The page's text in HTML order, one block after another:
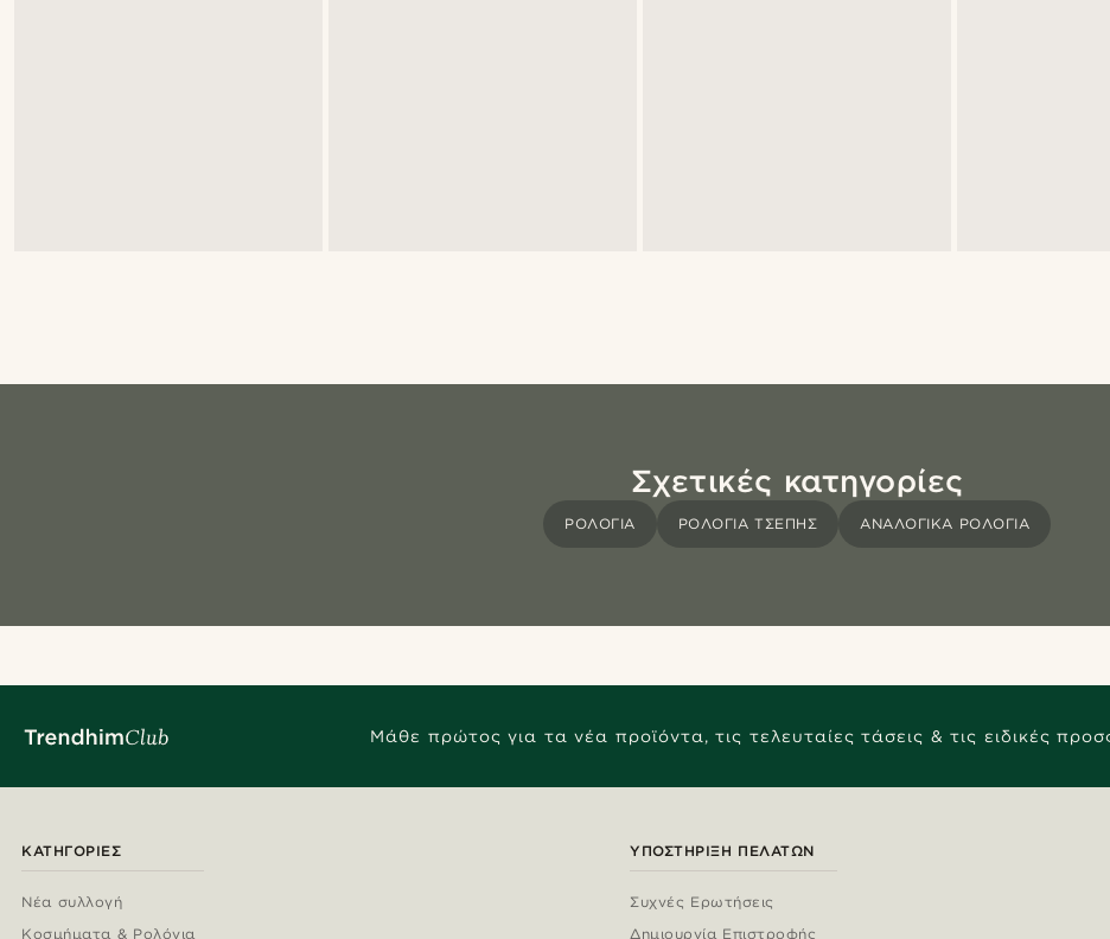
Σχετικές κατηγορίες
ΡΟΛΌΓΙΑ ΡΟΛΌΓΙΑ ΤΣΈΠΗΣ ΑΝΑΛΟΓΙΚΆ ΡΟΛΌΓΙΑ
Μάθε πρώτος για τα νέα προϊόντα, τις τελευταίες τάσεις & τις ειδικές
ΚΑΤΗΓΟΡΊΕΣ
Νέα συλλογή
Κοσμήματα & Ρολόγια
ΥΠΟΣΤΉΡΙΞΗ ΠΕΛΑΤΏΝ
Συχνές Ερωτήσεις
Δημιουργία Επιστροφής